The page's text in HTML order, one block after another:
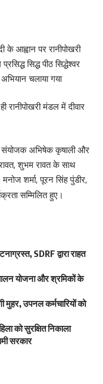
के आह्वान पर रानीपोखरी
सिद्ध पीठ सिद्धेश्वर
चलाया गया
रानीपोखरी मंडल में दीवार
अभिषेक कृषाली और
शुभम रावत के साथ
शर्मा, पूरन सिंह पुंडीर,
सम्मिलित हुए।
SDRF द्वारा राहत
योजना और श्रमिकों के
उपनल कर्मचारियों को
को सुरक्षित निकाला
सरकार